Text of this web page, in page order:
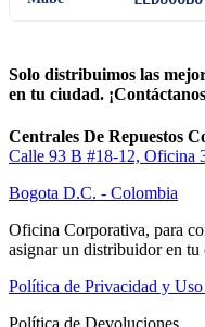
Solo distribuimos las
en tu ciudad.
Centrales De Repuestos
Calle 93 B #18-12, Oficina
Bogota D.C. - Colombia
Oficina Corporativa, para
asignar un distribuidor en tu
Política de Privacidad y